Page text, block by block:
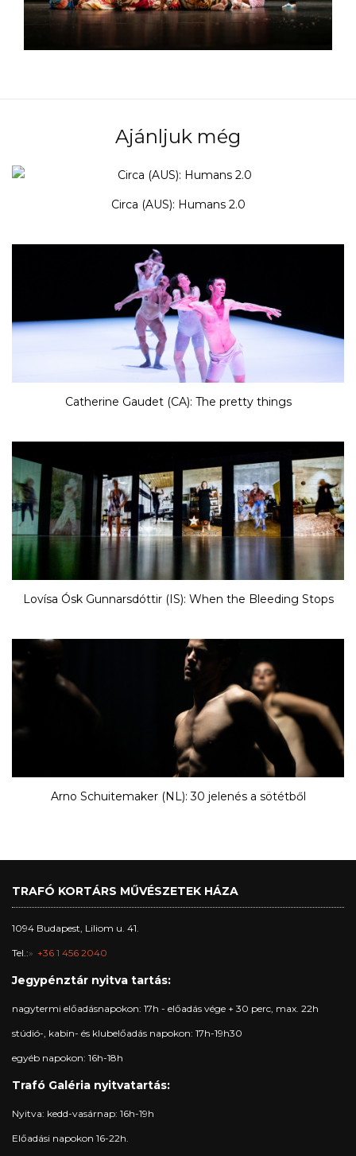
Ajánljuk még
Circa (AUS): Humans 2.0
Catherine Gaudet (CA): The pretty things
Lovísa Ósk Gunnarsdóttir (IS): When the Bleeding Stops
Arno Schuitemaker (NL): 30 jelenés a sötétből
TRAFÓ KORTÁRS MŰVÉSZETEK HÁZA
1094 Budapest, Liliom u. 41.
Tel.: +36 1 456 2040
Jegypénztár nyitva tartás:
nagytermi előadásnapokon: 17h - előadás vége + 30 perc, max. 22h
stúdió-, kabin- és klubelőadás napokon: 17h-19h30
egyéb napokon: 16h-18h
Trafó Galéria nyitvatartás:
Nyitva: kedd-vasárnap: 16h-19h
Előadási napokon 16-22h.